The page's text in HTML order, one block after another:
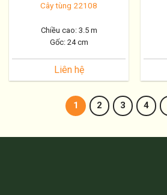
Cây tùng 22108
Chiều cao: 3.5 m
Gốc: 24 cm
Liên hệ
1 2 3 4